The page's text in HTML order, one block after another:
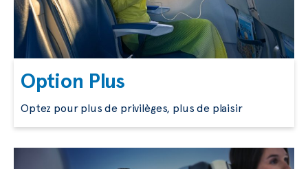
Option Plus
Optez pour plus de privilèges, plus de plaisir